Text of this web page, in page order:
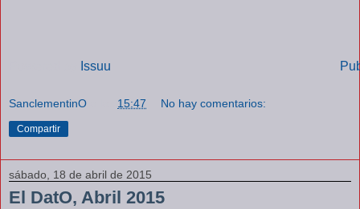
Issuu
SanclementinO 15:47 No hay comentarios:
Compartir
sábado, 18 de abril de 2015
El DatO, Abril 2015